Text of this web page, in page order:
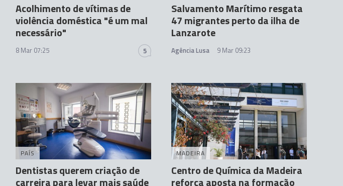
Acolhimento de vítimas de
violência doméstica "é um mal
necessário"
8 Mar 07:25 5
Salvamento Marítimo resgata
47 migrantes perto da ilha de
Lanzarote
Agência Lusa 9 Mar 09:23
PAÍS
Dentistas querem criação de
carreira para levar mais saúde
MADEIRA
Centro de Química da Madeira
reforça aposta na formação